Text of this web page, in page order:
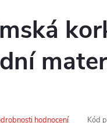
hodnocení Kód